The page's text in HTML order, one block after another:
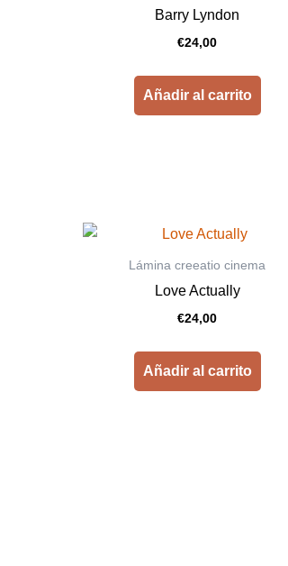
Barry Lyndon
€24,00
Añadir al carrito
Lámina creeatio cinema
Love Actually
€24,00
Añadir al carrito